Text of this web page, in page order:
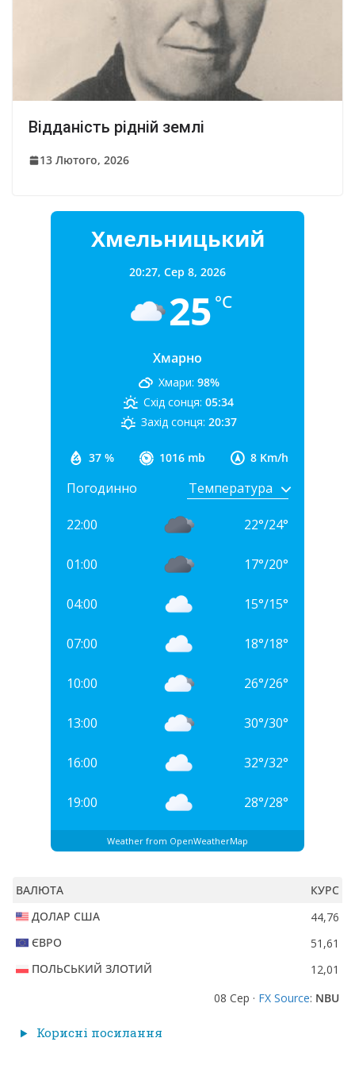
Відданість рідній землі
13 Лютого, 2026
Хмельницький
20:27, Сер 8, 2026
25 °C
Хмарно
37 % 1016 mb 8 Km/h
Хмари: 98%
Схід сонця: 05:34
Захід сонця: 20:37
Погодинно
22:00 22°/24°
01:00 17°/20°
04:00 15°/15°
07:00 18°/18°
10:00 26°/26°
13:00 30°/30°
16:00 32°/32°
19:00 28°/28°
Weather from OpenWeatherMap
ВАЛЮТА
КУРС
ДОЛАР США
44,76
ЄВРО
51,61
ПОЛЬСЬКИЙ ЗЛОТИЙ
12,01
08 Сер · FX Source: NBU
Корисні посилання